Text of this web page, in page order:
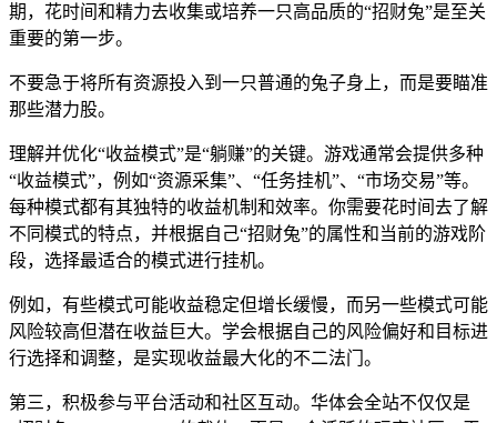
期，花时间和精力去收集或培养一只高品质的“招财兔”是至关
重要的第一步。
不要急于将所有资源投入到一只普通的兔子身上，而是要瞄准
那些潜力股。
理解并优化“收益模式”是“躺赚”的关键。游戏通常会提供多种
“收益模式”，例如“资源采集”、“任务挂机”、“市场交易”等。
每种模式都有其独特的收益机制和效率。你需要花时间去了解
不同模式的特点，并根据自己“招财兔”的属性和当前的游戏阶
段，选择最适合的模式进行挂机。
例如，有些模式可能收益稳定但增长缓慢，而另一些模式可能
风险较高但潜在收益巨大。学会根据自己的风险偏好和目标进
行选择和调整，是实现收益最大化的不二法门。
第三，积极参与平台活动和社区互动。华体会全站不仅仅是